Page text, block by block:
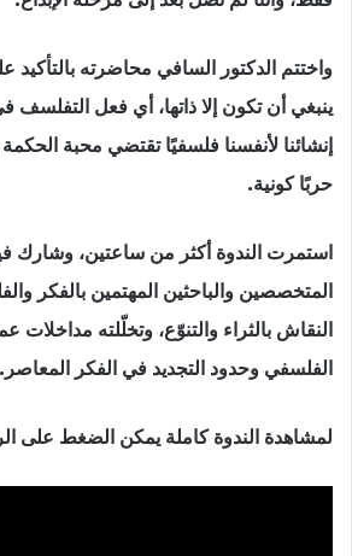
واختتم الدكتور السافي محاضرته بالتأكيد
ينبغي أن تكون إلا ذاتها، أي فعل التفلسف
إنشائنا لأنفسنا فلسفيًا تقتضي محبة الحكمة
حربًا كونية.
استمرت الندوة أكثر من ساعتين، وشارك
المتخصصين والباحثين المهتمين بالفكر
النقاش بالثراء والتنوّع، وتخلّلته مداخلات
الفلسفي وحدود التجديد في الفكر المعاصر.
لمشاهدة الندوة كاملة يمكن الضغط على